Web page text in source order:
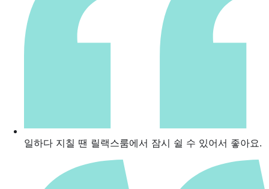
일하다 지칠 땐 릴랙스룸에서 잠시 쉴 수 있어서 좋아요.